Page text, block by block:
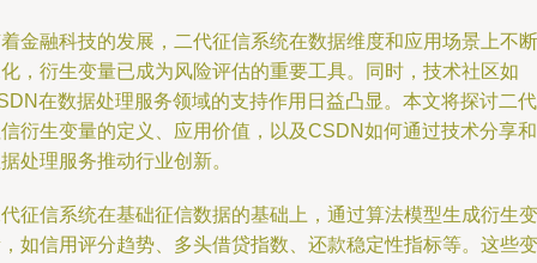
金融科技的发展，二代征信系统在数据维度和应用场景上不断
，衍生变量已成为风险评估的重要工具。同时，技术社区如
在数据处理服务领域的支持作用日益凸显。本文将探讨二代
衍生变量的定义、应用价值，以及CSDN如何通过技术分享和
处理服务推动行业创新。
征信系统在基础征信数据的基础上，通过算法模型生成衍生变
如信用评分趋势、多头借贷指数、还款稳定性指标等。这些变